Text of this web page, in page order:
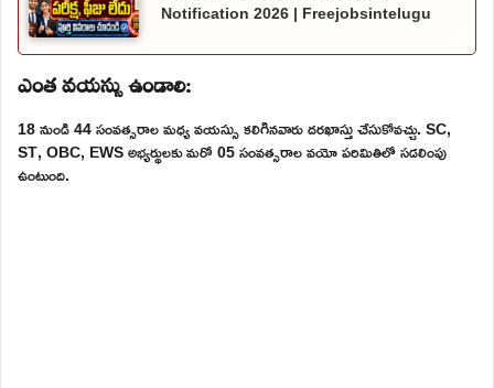
Notification 2026 | Freejobsintelugu
ఎంత వయస్సు ఉండాలి:
18 నుండి 44 సంవత్సరాల మధ్య వయస్సు కలిగినవారు దరఖాస్తు చేసుకోవచ్చు. SC,
ST, OBC, EWS అభ్యర్థులకు మరో 05 సంవత్సరాల వయో పరిమితిలో సడలింపు
ఉంటుంది.